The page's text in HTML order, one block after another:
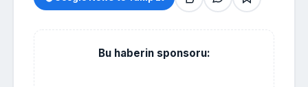
Bu haberin sponsoru: